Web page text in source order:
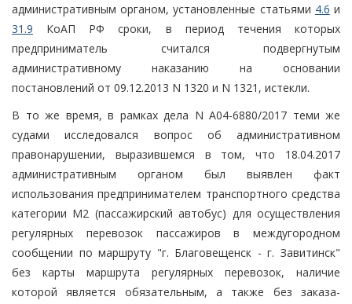
административным органом, установленные статьями 4.6 и
31.9 КоАП РФ сроки, в период течения которых
предприниматель считался подвергнутым
административному наказанию на основании
постановлений от 09.12.2013 N 1320 и N 1321, истекли.
В то же время, в рамках дела N А04-6880/2017 теми же
судами исследовался вопрос об административном
правонарушении, выразившемся в том, что 18.04.2017
административным органом был выявлен факт
использования предпринимателем транспортного средства
категории М2 (пассажирский автобус) для осуществления
регулярных перевозок пассажиров в междугородном
сообщении по маршруту "г. Благовещенск - г. Завитинск"
без карты маршрута регулярных перевозок, наличие
которой является обязательным, а также без заказа-